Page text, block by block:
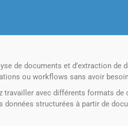
de documents et d’extraction
ou workflows sans avoir
travailler avec différents formats
structurées à partir de